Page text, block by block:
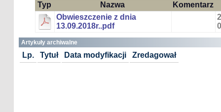
Typ Nazwa
Komentarz
Obwieszczenie z dnia
13.09.2018r..pdf
Artykuły archiwalne
Lp. Tytuł Data modyfikacji Zredagował